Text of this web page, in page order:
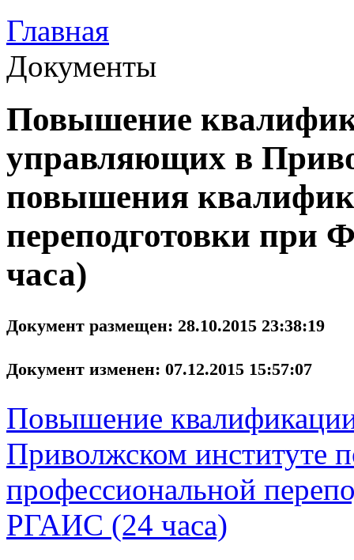
Главная
Документы
Повышение
управляющих в
повышения
переподготовки
часа)
Документ размещен: 28.10.2015 23:38:19
Документ изменен: 07.12.2015 15:57:07
Повышение
Приволжском институте
профессиональной
РГАИС (24 часа)